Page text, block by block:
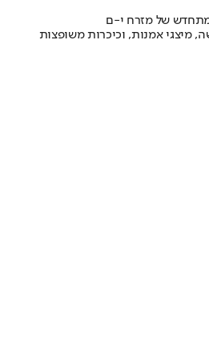
של מזרח י-ם
מיצגי אמנות, וכיכרות משופצות